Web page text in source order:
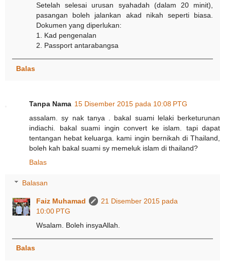
Setelah selesai urusan syahadah (dalam 20 minit),
pasangan boleh jalankan akad nikah seperti biasa.
Dokumen yang diperlukan:
1. Kad pengenalan
2. Passport antarabangsa
Balas
Tanpa Nama 15 Disember 2015 pada 10:08 PTG
assalam. sy nak tanya . bakal suami lelaki berketurunan
indiachi. bakal suami ingin convert ke islam. tapi dapat
tentangan hebat keluarga. kami ingin bernikah di Thailand,
boleh kah bakal suami sy memeluk islam di thailand?
Balas
Balasan
Faiz Muhamad
21 Disember 2015 pada
10:00 PTG
Wsalam. Boleh insyaAllah.
Balas